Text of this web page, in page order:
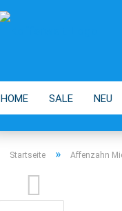
HOME SALE NEU
ECO ACCESSOIRES
Startseite » Affenzahn